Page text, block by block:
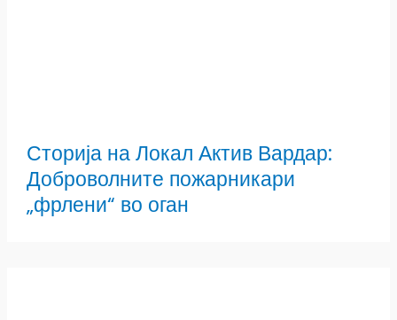
Сторија на Локал Актив Вардар:
Доброволните пожарникари
„фрлени“ во оган